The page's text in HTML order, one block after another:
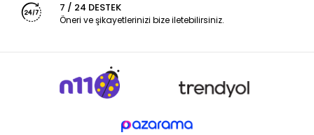
7 / 24 DESTEK
Öneri ve şikayetlerinizi bize iletebilirsiniz.